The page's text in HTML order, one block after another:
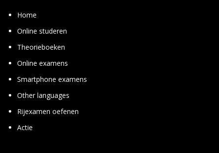
Home
Online studeren
Theorie­boeken
Online examens
Smart­phone examens
Other languages
Rij­examen oefenen
Actie